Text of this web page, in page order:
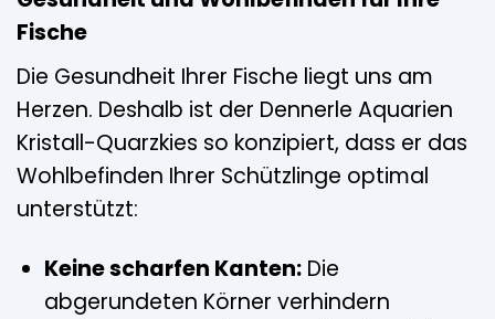
Fische
Die Gesundheit Ihrer Fische liegt uns am
Herzen. Deshalb ist der Dennerle Aquarien
Kristall-Quarzkies so konzipiert, dass er das
Wohlbefinden Ihrer Schützlinge optimal
unterstützt:
Keine scharfen Kanten:Die
abgerundeten Körner verhindern